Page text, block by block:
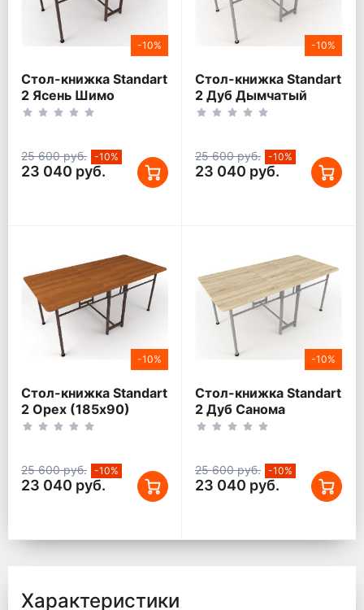
-10%
Стол-книжка Standart
2 Ясень Шимо
темный (185х90)
25 600 руб. -10%
23 040 руб.
-10%
Стол-книжка Standart
2 Дуб Дымчатый
(185х90)
25 600 руб. -10%
23 040 руб.
-10%
Стол-книжка Standart
2 Орех (185х90)
25 600 руб. -10%
23 040 руб.
-10%
Стол-книжка Standart
2 Дуб Санома
(185х90)
25 600 руб. -10%
23 040 руб.
Характеристики